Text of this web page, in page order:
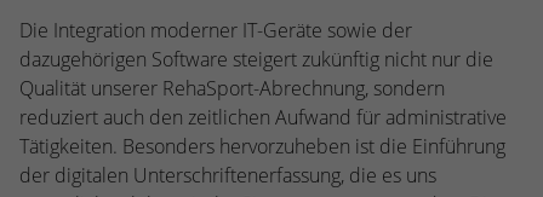
Die Integration moderner IT-Geräte sowie der
dazugehörigen Software steigert zukünftig nicht nur die
Qualität unserer RehaSport-Abrechnung, sondern
reduziert auch den zeitlichen Aufwand für administrative
Tätigkeiten. Besonders hervorzuheben ist die Einführung
der digitalen Unterschriftenerfassung, die es uns
Name SBW_user
Anbieter TYPO3
Laufzeit Sitzungsende
Anbieter Google Analytics
Laufzeit 2 Jahre
Dieses Cookie wird von Google Analytics